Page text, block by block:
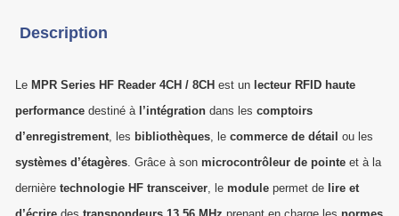
Description
Le MPR Series HF Reader 4CH / 8CH est un lecteur RFID haute
performance destiné à l’intégration dans les comptoirs
d’enregistrement, les bibliothèques, le commerce de détail ou les
systèmes d’étagères. Grâce à son microcontrôleur de pointe et à la
dernière technologie HF transceiver, le module permet de lire et